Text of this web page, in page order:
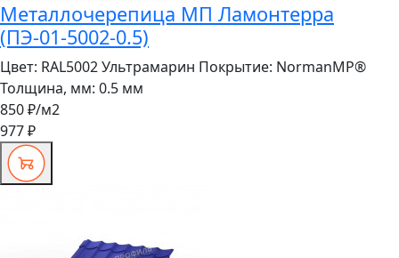
Металлочерепица МП Ламонтерра
(ПЭ-01-5002-0.5)
Цвет: RAL5002 Ультрамарин Покрытие: NormanMP®
Толщина, мм: 0.5 мм
850 ₽/м2
977 ₽